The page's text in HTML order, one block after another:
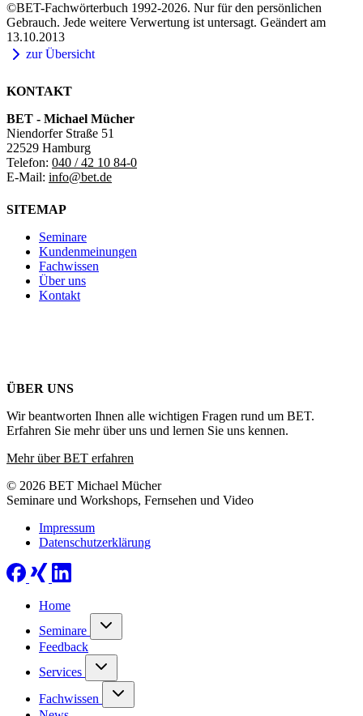
©BET-Fachwörterbuch 1992-2026. Nur für den persönlichen
Gebrauch. Jede weitere Verwertung ist untersagt. Geändert am
13.10.2013
zur Übersicht
KONTAKT
BET - Michael Mücher
Niendorfer Straße 51
22529 Hamburg
Telefon: 040 / 42 10 84-0
E-Mail: info@bet.de
SITEMAP
Seminare
Kundenmeinungen
Fachwissen
Über uns
Kontakt
ÜBER UNS
Wir beantworten Ihnen alle wichtigen Fragen rund um BET.
Erfahren Sie mehr über uns und lernen Sie uns kennen.
Mehr über BET erfahren
© 2026 BET Michael Mücher
Seminare und Workshops, Fernsehen und Video
Impressum
Datenschutzerklärung
Home
Seminare
Feedback
Services
Fachwissen